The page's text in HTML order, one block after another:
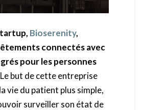
Bioserenity,
connectés avec
pour les personnes
but de cette entreprise
vie du patient plus simple,
surveiller son état de